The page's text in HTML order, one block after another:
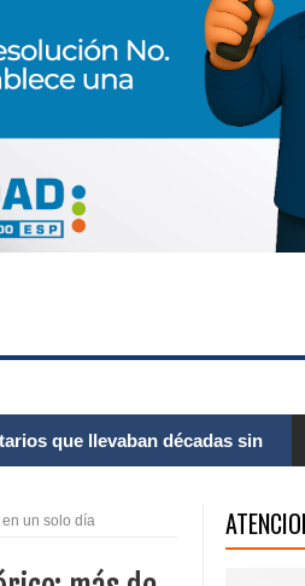
gracias al Gobierno de
al Galardón de la Mujer
un solo día